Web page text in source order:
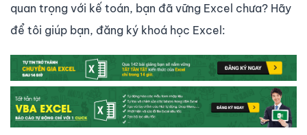
quan trọng với kế toán, bạn đã vững Excel chưa? Hãy
để tôi giúp bạn, đăng ký khoá học Excel: